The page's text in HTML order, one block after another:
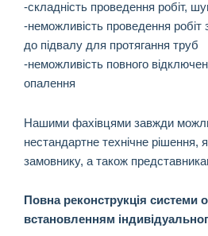
-складність проведення робіт,
-неможливість проведення робіт
до підвалу для протягання труб
-неможливість повного
опалення
Нашими фахівцями завжди
нестандартне технічне рішення,
замовнику, а також
Повна реконструкція системи
встановленням